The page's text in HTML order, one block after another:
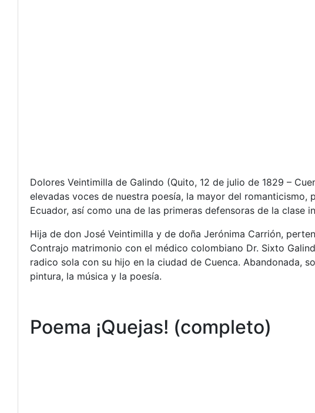
Dolores Veintimilla de Galindo (Quito, 12 de julio de 1829 –
elevadas voces de nuestra poesía, la mayor del
Ecuador, así como una de las primeras defensoras de la clase
Hija de don José Veintimilla y de doña Jerónima Carrión,
Contrajo matrimonio con el médico colombiano Dr. Sixto
radico sola con su hijo en la ciudad de Cuenca. Abandonada,
pintura, la música y la poesía.
Poema ¡Quejas! (completo)